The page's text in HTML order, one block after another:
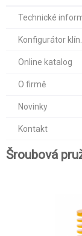
Technické
Konfigurátor
Online katalog
O firmě
Novinky
Kontakt
Šroubová